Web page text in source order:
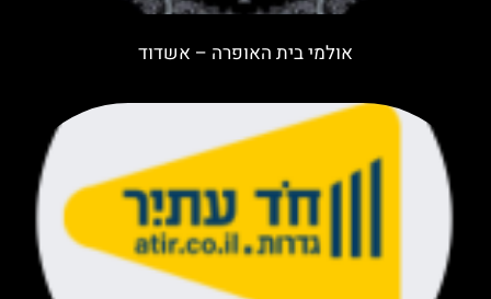
אולמי בית האופרה – אשדוד